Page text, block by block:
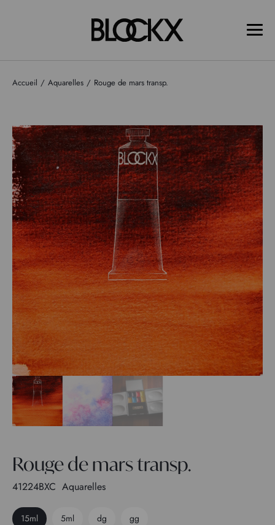
Accueil Aquarelles Rouge de mars transp.
Rouge de mars transp.
41224BXC Aquarelles
15ml 5ml dg gg